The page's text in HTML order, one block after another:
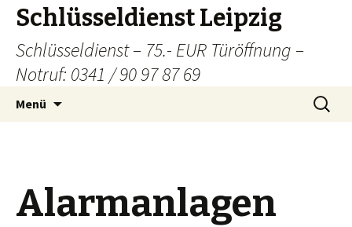
Schlüsseldienst Leipzig
Schlüsseldienst – 75.- EUR Türöffnung –
Notruf: 0341 / 90 97 87 69
Menü
Suchen
nach:
Alarmanlagen